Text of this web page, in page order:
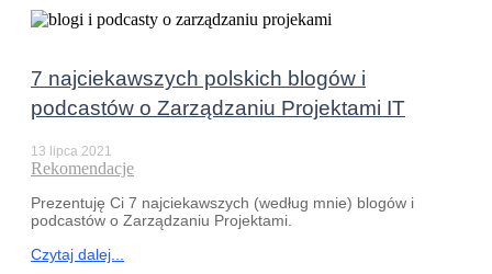
7 najciekawszych polskich blogów i
podcastów o Zarządzaniu Projektami IT
13 lipca 2021
Rekomendacje
Prezentuję Ci 7 najciekawszych (według mnie) blogów i
podcastów o Zarządzaniu Projektami.
Czytaj dalej...